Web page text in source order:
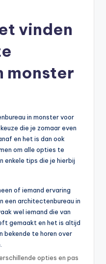
vinden
monster
in monster voor
die je zomaar even
en het is dan ook
om alle opties te
enkele tips die je hierbij
of iemand ervaring
een architectenbureau in
wel iemand die van
gemaakt en het is altijd
bekende te horen over
opties en pas